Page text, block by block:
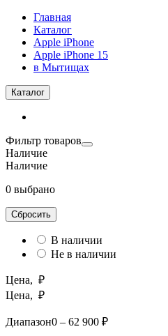
Главная
Каталог
Apple iPhone
Apple iPhone 15
в Мытищах
Каталог
Фильтр товаров
Наличие
Наличие
0 выбрано
Сбросить
В наличии
Не в наличии
Цена, ₽
Цена, ₽
Диапазон0 – 62 900 ₽